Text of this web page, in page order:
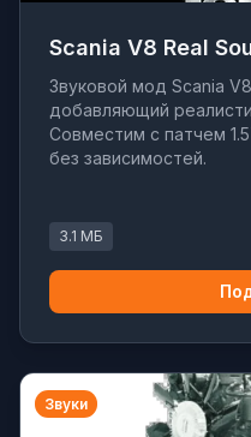
Scania V8 Real
Звуковой мод Scania
добавляющий
Совместим с патчем
без зависимостей.
3.1 МБ
Звуки